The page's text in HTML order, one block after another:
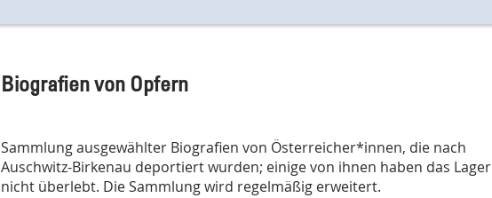
Biografien von Opfern
Sammlung ausgewählter Biografien von Österreicher*innen, die nach
Auschwitz-Birkenau deportiert wurden; einige von ihnen haben das Lager
nicht überlebt. Die Sammlung wird regelmäßig erweitert.